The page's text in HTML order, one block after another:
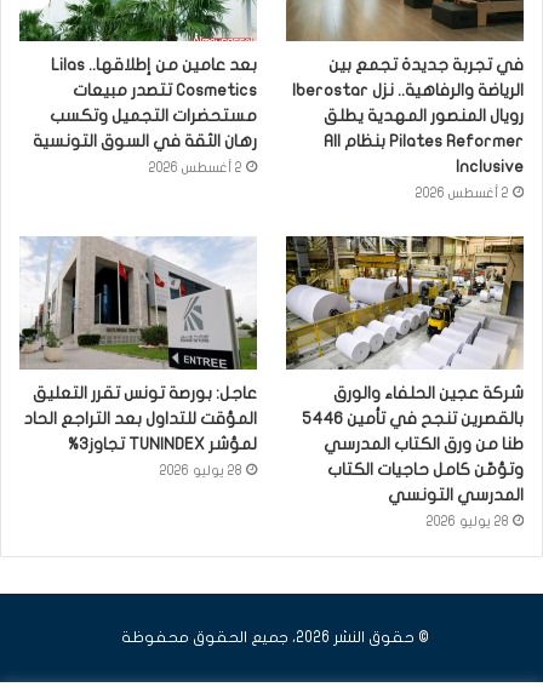
في تجربة جديدة تجمع بين
رويال المنصور المهدية يطلق
Pilates Reformer بنظام All
Inclusive
2 أغسطس 2026
بعد عامين من إطلاقها.. Lilas
Cosmetics تتصدر مبيعات
مستحضرات التجميل وتكسب
رهان الثقة في السوق التونسية
2 أغسطس 2026
شركة عجين الحلفاء والورق
بالقصرين تنجح في تأمين 5446
طنا من ورق الكتاب المدرسي
وتؤمّن كامل حاجيات الكتاب
المدرسي التونسي
28 يوليو 2026
عاجل: بورصة تونس تقرر التعليق
المؤقت للتداول بعد التراجع الحاد
لمؤشر TUNINDEX تجاوز3%
28 يوليو 2026
© حقوق النشر 2026، جميع الحقوق محفوظة